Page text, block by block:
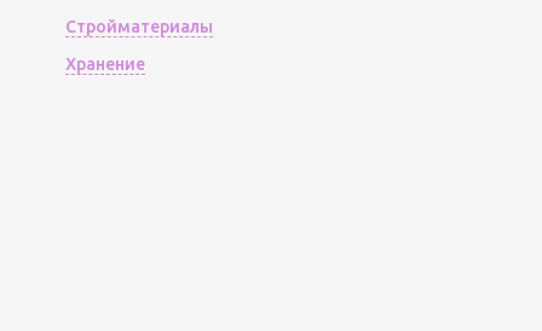
Стройматериалы
Хранение